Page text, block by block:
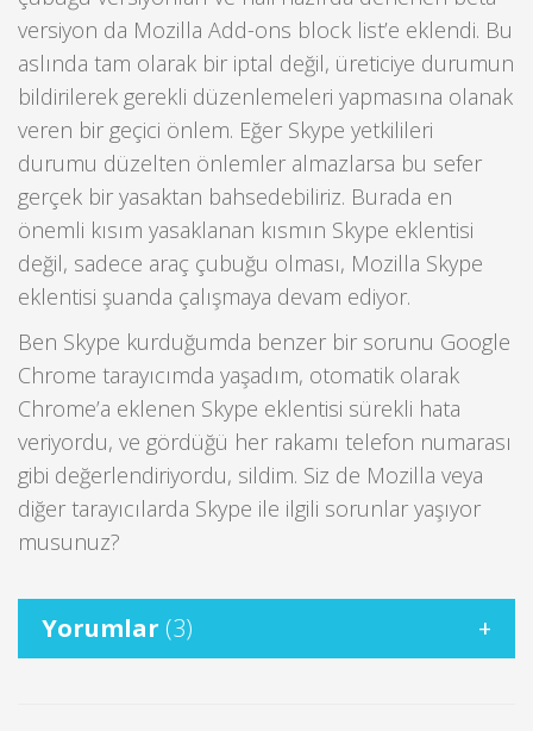
versiyon da Mozilla Add-ons block list’e eklendi. Bu
aslında tam olarak bir iptal değil, üreticiye durumun
bildirilerek gerekli düzenlemeleri yapmasına olanak
veren bir geçici önlem. Eğer Skype yetkilileri
durumu düzelten önlemler almazlarsa bu sefer
gerçek bir yasaktan bahsedebiliriz. Burada en
önemli kısım yasaklanan kısmın Skype eklentisi
değil, sadece araç çubuğu olması, Mozilla Skype
eklentisi şuanda çalışmaya devam ediyor.
Ben Skype kurduğumda benzer bir sorunu Google
Chrome tarayıcımda yaşadım, otomatik olarak
Chrome’a eklenen Skype eklentisi sürekli hata
veriyordu, ve gördüğü her rakamı telefon numarası
gibi değerlendiriyordu, sildim. Siz de Mozilla veya
diğer tarayıcılarda Skype ile ilgili sorunlar yaşıyor
musunuz?
Yorumlar (3)